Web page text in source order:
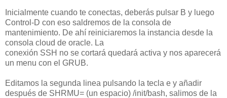
Inicialmente cuando te conectas, deberás pulsar B y luego
Control-D con eso saldremos de la consola de
mantenimiento. De ahí reiniciaremos la instancia desde la
consola cloud de oracle. La
conexión SSH no se cortará quedará activa y nos aparecerá
un menu con el GRUB.
Editamos la segunda linea pulsando la tecla e y añadir
después de SHRMU= (un espacio) /init/bash, salimos de la